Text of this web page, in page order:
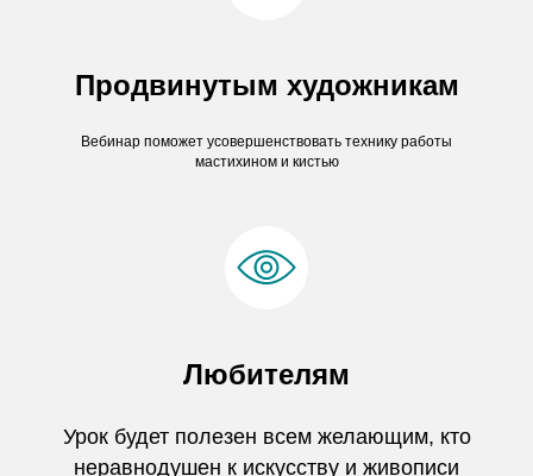
Продвинутым художникам
Вебинар поможет усовершенствовать технику работы
мастихином и кистью
Любителям
Урок будет полезен всем желающим, кто
неравнодушен к искусству и живописи